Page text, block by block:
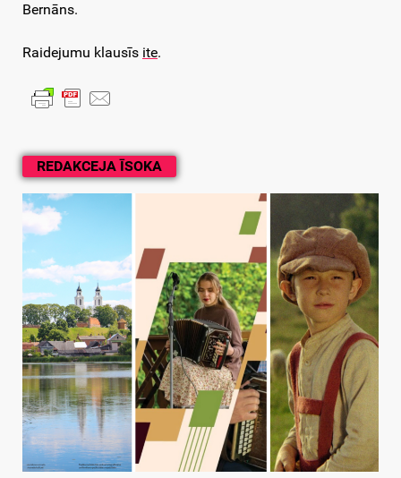
REDAKCEJA ĪSOKA
Bernāns.
Raidejumu klausīs ite.